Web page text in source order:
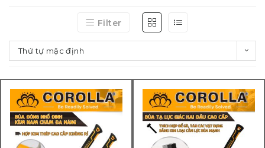
Filter
Thứ tự mặc định